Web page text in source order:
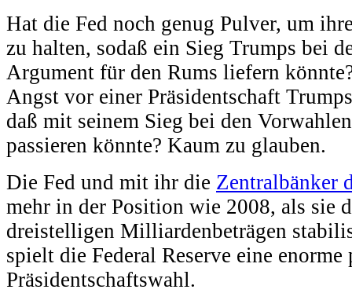
Hat die Fed noch genug Pulver, um
zu halten, sodaß ein Sieg Trumps bei
Argument für den Rums liefern
Angst vor einer Präsidentschaft
daß mit seinem Sieg bei den
passieren könnte? Kaum zu glauben.
Die Fed und mit ihr die Zentralbänker
mehr in der Position wie 2008, als sie
dreistelligen Milliardenbeträgen
spielt die Federal Reserve eine
Präsidentschaftswahl.